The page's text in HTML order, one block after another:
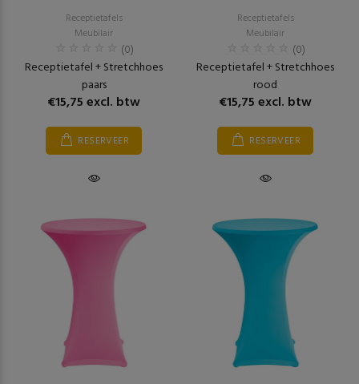
Receptietafels
Meubilair
(0)
Receptietafel + Stretchhoes
paars
€15,75 excl. btw
RESERVEER
Receptietafels
Meubilair
(0)
Receptietafel + Stretchhoes
rood
€15,75 excl. btw
RESERVEER